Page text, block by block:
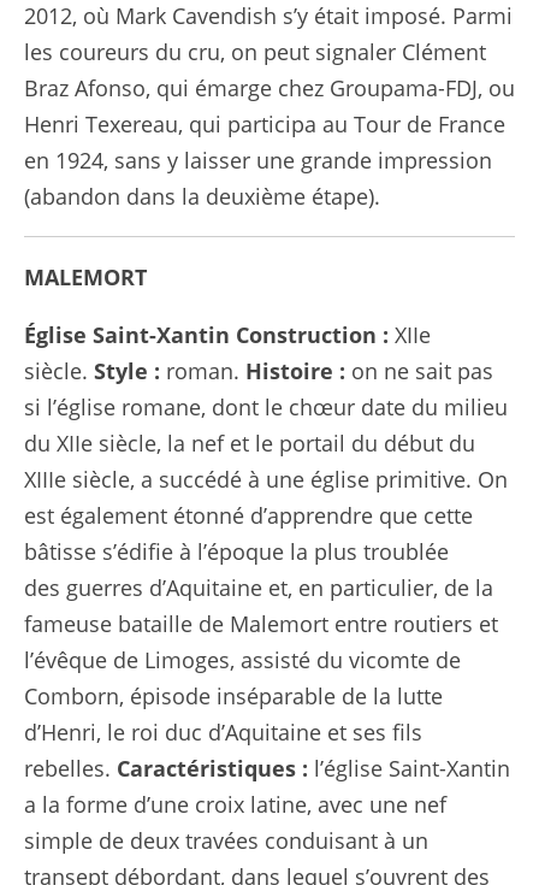
2012, où Mark Cavendish s’y était imposé. Parmi
les coureurs du cru, on peut signaler Clément
Braz Afonso, qui émarge chez Groupama-FDJ, ou
Henri Texereau, qui participa au Tour de France
en 1924, sans y laisser une grande impression
(abandon dans la deuxième étape).
MALEMORT
Église Saint-Xantin Construction : XIIe
siècle. Style : roman. Histoire : on ne sait pas
si l’église romane, dont le chœur date du milieu
du XIIe siècle, la nef et le portail du début du
XIIIe siècle, a succédé à une église primitive. On
est également étonné d’apprendre que cette
bâtisse s’édifie à l’époque la plus troublée
des guerres d’Aquitaine et, en particulier, de la
fameuse bataille de Malemort entre routiers et
l’évêque de Limoges, assisté du vicomte de
Comborn, épisode inséparable de la lutte
d’Henri, le roi duc d’Aquitaine et ses fils
rebelles. Caractéristiques : l’église Saint-Xantin
a la forme d’une croix latine, avec une nef
simple de deux travées conduisant à un
transept débordant, dans lequel s’ouvrent des